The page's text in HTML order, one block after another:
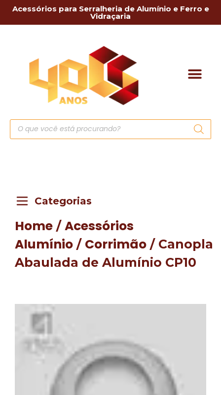
Acessórios para Serralheria de Alumínio e Ferro e
Vidraçaria
Categorias
Home / Acessórios
Alumínio / Corrimão / Canopla
Abaulada de Alumínio CP10